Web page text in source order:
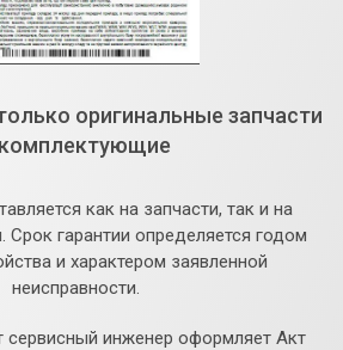
оригинальные запчасти
как на запчасти, так и на
гарантии определяется годом
и характером заявленной
неисправности.
сервисный инженер оформляет Акт